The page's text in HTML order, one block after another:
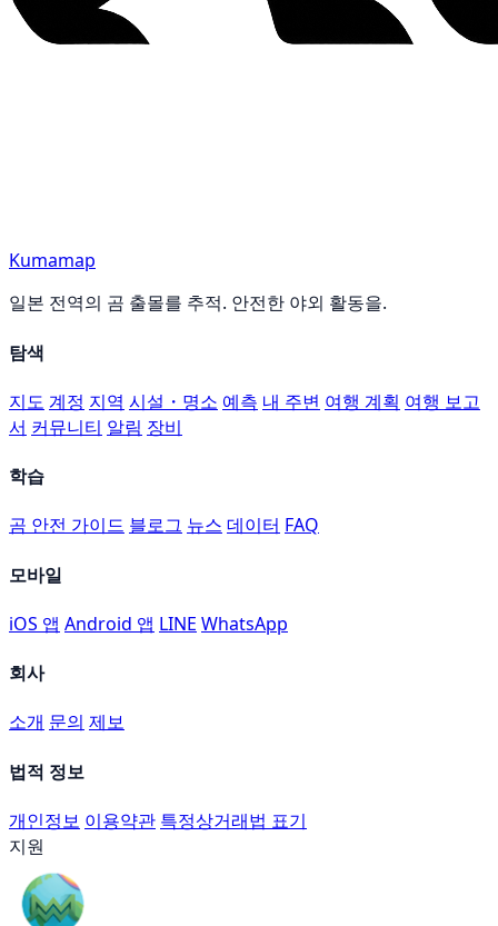
Kumamap
일본 전역의 곰 출몰를 추적. 안전한 야외 활동을.
탐색
지도 계정 지역 시설・명소 예측 내 주변 여행 계획 여행 보고
서 커뮤니티 알림 장비
학습
곰 안전 가이드 블로그 뉴스 데이터 FAQ
모바일
iOS 앱 Android 앱 LINE WhatsApp
회사
소개 문의 제보
법적 정보
개인정보 이용약관 특정상거래법 표기
지원